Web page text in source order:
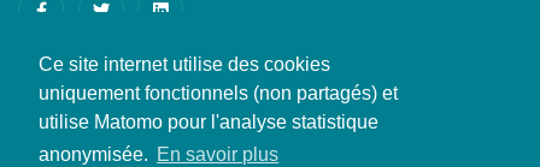
Ce site internet utilise des cookies
uniquement fonctionnels (non partagés) et
utilise Matomo pour l'analyse statistique
anonymisée. En savoir plus